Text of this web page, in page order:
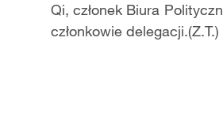
Qi, członek Biura
członkowie delegacji.(Z.T.)